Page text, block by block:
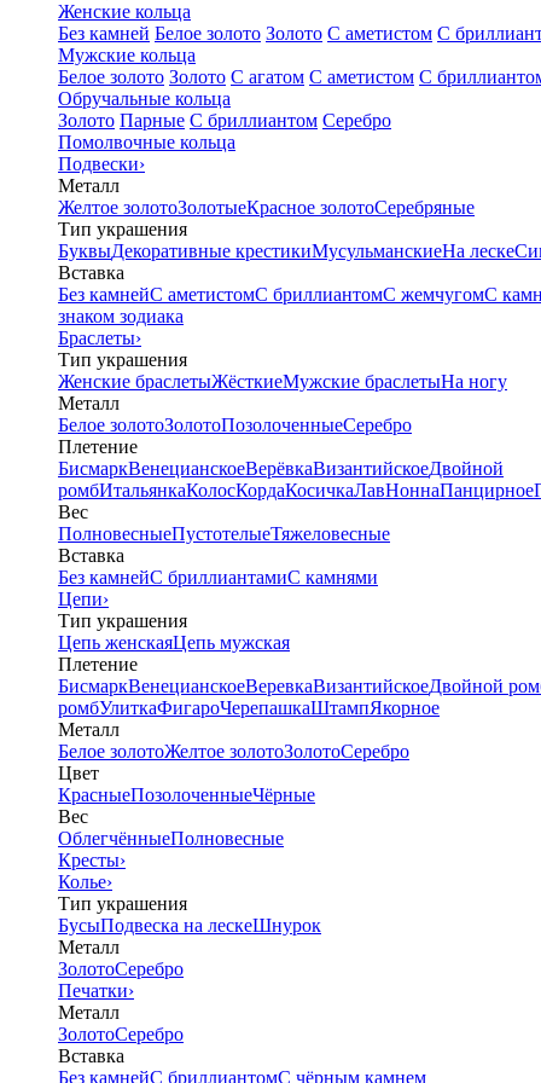
Женские кольца
Без камней Белое золото Золото С аметистом С
Мужские кольца
Белое золото Золото С агатом С аметистом С
Обручальные кольца
Золото Парные С бриллиантом Серебро
Помолвочные кольца
Подвески›
Металл
Желтое золотоЗолотыеКрасное золотоСеребряные
Тип украшения
БуквыДекоративные крестикиМусульманскиеНа леске
Вставка
Без камнейС аметистомС бриллиантомС жемчугомС
знаком зодиака
Браслеты›
Тип украшения
Женские браслетыЖёсткиеМужские браслетыНа ногу
Металл
Белое золотоЗолотоПозолоченныеСеребро
Плетение
БисмаркВенецианскоеВерёвкаВизантийскоеДвойной
ромбИтальянкаКолосКордаКосичкаЛавНоннаПанцирное
Вес
ПолновесныеПустотелыеТяжеловесные
Вставка
Без камнейС бриллиантамиС камнями
Цепи›
Тип украшения
Цепь женскаяЦепь мужская
Плетение
БисмаркВенецианскоеВеревкаВизантийскоеДвойной
ромбУлиткаФигароЧерепашкаШтампЯкорное
Металл
Белое золотоЖелтое золотоЗолотоСеребро
Цвет
КрасныеПозолоченныеЧёрные
Вес
ОблегчённыеПолновесные
Кресты›
Колье›
Тип украшения
БусыПодвеска на лескеШнурок
Металл
ЗолотоСеребро
Печатки›
Металл
ЗолотоСеребро
Вставка
Без камнейС бриллиантомС чёрным камнем